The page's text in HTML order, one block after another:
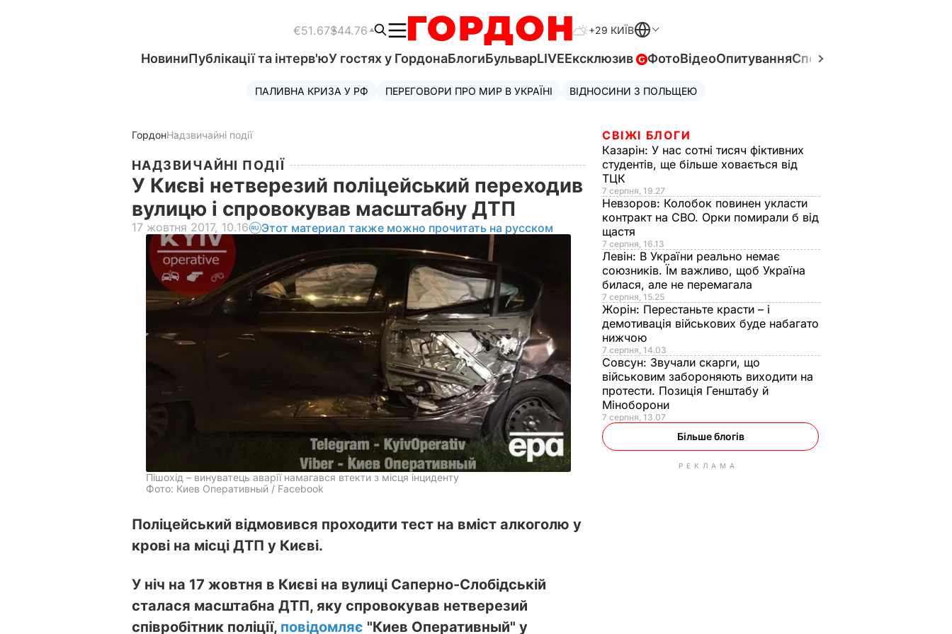
€51.67$44.76 +29 КИЇВ
НовиниПублікації та інтерв'юУ гостях у ГордонаБлогиБульварLIVEЕксклюзив ФотоВідеоОпитуванняСпецпроєкти
ПАЛИВНА КРИЗА У РФ ПЕРЕГОВОРИ ПРО МИР В УКРАЇНІ ВІДНОСИНИ З ПОЛЬЩЕЮ
ГордонНадзвичайні події
НАДЗВИЧАЙНІ ПОДІЇ
У Києві нетверезий поліцейський переходив
вулицю і спровокував масштабну ДТП
17 жовтня 2017, 10.16 Этот материал также можно прочитать на русском
Пішохід – винуватець аварії намагався втекти з місця інциденту
Фото: Киев Оперативный / Facebook
Поліцейський відмовився проходити тест на вміст алкоголю у
крові на місці ДТП у Києві.
У ніч на 17 жовтня в Києві на вулиці Саперно-Слобідській
сталася масштабна ДТП, яку спровокував нетверезий
співробітник поліції, повідомляє "Киев Оперативный" у
СВІЖІ БЛОГИ
Казарін: У нас сотні тисяч фіктивних
студентів, ще більше ховається від
ТЦК
7 серпня, 19.27
Невзоров: Колобок повинен укласти
контракт на СВО. Орки помирали б від
щастя
7 серпня, 16.13
Левін: В України реально немає
союзників. Їм важливо, щоб Україна
билася, але не перемагала
7 серпня, 15.25
Жорін: Перестаньте красти – і
демотивація військових буде набагато
нижчою
7 серпня, 14.03
Совсун: Звучали скарги, що
військовим забороняють виходити на
протести. Позиція Генштабу й
Міноборони
7 серпня, 13.07
Більше блогів
РЕКЛАМА